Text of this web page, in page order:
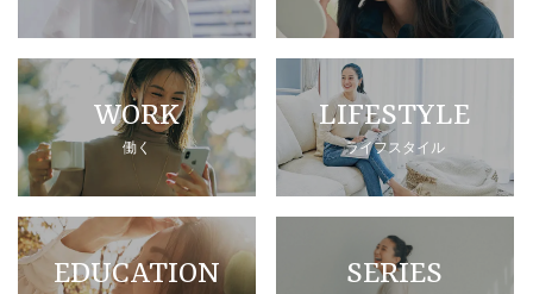
WORK
働く
LIFESTYLE
ライフスタイル
EDUCATION SERIES